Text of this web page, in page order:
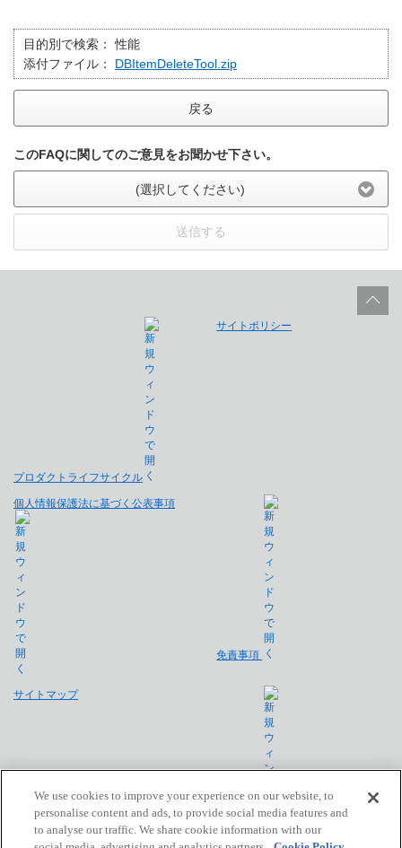
目的別で検索：
性能
添付ファイル：
DBItemDeleteTool.zip
戻る
このFAQに関してのご意見をお聞かせ下さい。
(選択してください)
送信する
プロダクトライフサイクル
サイトポリシー
個人情報保護法に基づく公表事項
免責事項
サイトマップ
We use cookies to improve your experience on our website, to
personalise content and ads, to provide social media features and
to analyse our traffic. We share cookie information with our